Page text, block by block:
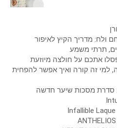
ולח: מדריך הקיץ לאיפור
תרתי משמע
למי זה קורה ואיך אפשר להפחית
סדרת מסכות שיער חדשה